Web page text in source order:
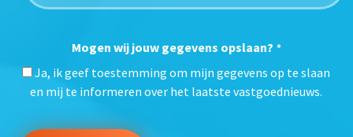
Mogen wij jouw gegevens opslaan? *
Ja, ik geef toestemming om mijn gegevens op te slaan
en mij te informeren over het laatste vastgoednieuws.